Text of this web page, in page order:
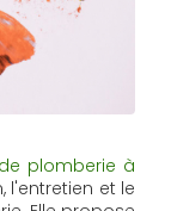
plomberie à
l'entretien et le